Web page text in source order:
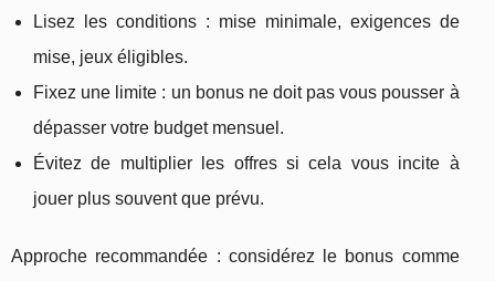
Lisez les conditions : mise minimale, exigences de
mise, jeux éligibles.
Fixez une limite : un bonus ne doit pas vous pousser à
dépasser votre budget mensuel.
Évitez de multiplier les offres si cela vous incite à
jouer plus souvent que prévu.
Approche recommandée : considérez le bonus comme